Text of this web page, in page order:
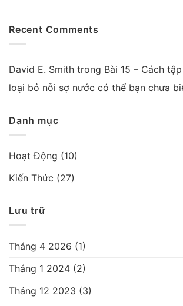
Recent Comments
David E. Smith trong Bài 15 – Cách
loại bỏ nỗi sợ nước có thể bạn chưa
Danh mục
Hoạt Động (10)
Kiến Thức (27)
Lưu trữ
Tháng 4 2026 (1)
Tháng 1 2024 (2)
Tháng 12 2023 (3)